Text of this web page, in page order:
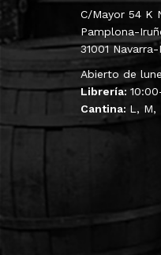
C/Mayor 54 K
Pamplona-
31001
Abierto de
Librería:
Cantina: L, M,